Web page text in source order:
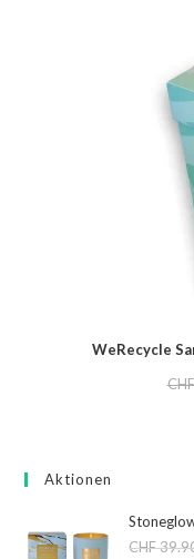
WeRecycle
CHF
Aktionen
CHF